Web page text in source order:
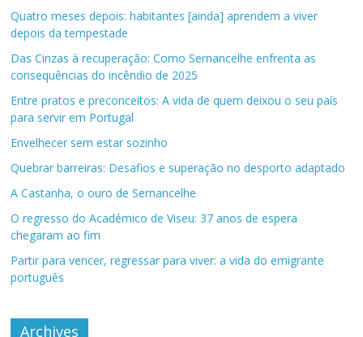
Quatro meses depois: habitantes [ainda] aprendem a viver
depois da tempestade
Das Cinzas à recuperação: Como Sernancelhe enfrenta as
consequências do incêndio de 2025
Entre pratos e preconceitos: A vida de quem deixou o seu país
para servir em Portugal
Envelhecer sem estar sozinho
Quebrar barreiras: Desafios e superação no desporto adaptado
A Castanha, o ouro de Sernancelhe
O regresso do Académico de Viseu: 37 anos de espera
chegaram ao fim
Partir para vencer, regressar para viver: a vida do emigrante
português
Archives